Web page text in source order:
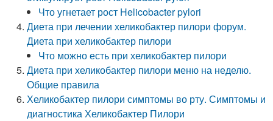
Что угнетает рост Helicobacter pylori
Диета при лечении хеликобактер пилори форум.
Диета при хеликобактер пилори
Что можно есть при хеликобактер пилори
Диета при хеликобактер пилори меню на неделю.
Общие правила
Хеликобактер пилори симптомы во рту. Симптомы и
диагностика Хеликобактер Пилори